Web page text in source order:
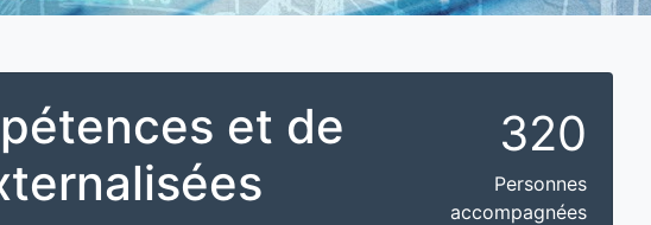
et de
320
Personnes
accompagnées